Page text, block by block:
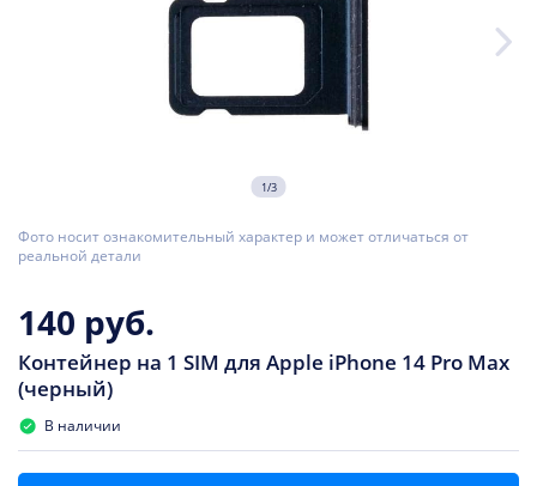
1/3
Фото носит ознакомительный характер и может отличаться от
реальной детали
140 руб.
Контейнер на 1 SIM для Apple iPhone 14 Pro Max
(черный)
В наличии